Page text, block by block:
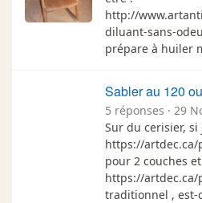
http://
diluant-sans-
prépare à huiler
Sabler au 120
5 réponses · 29
Sur du cerisier,
https://
pour 2 couches
https://
traditionnel ,